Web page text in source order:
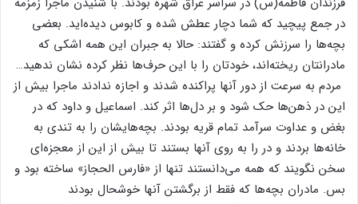
در جمع‌ پیچید که‌ شما دچار عطش‌ شده‌ و کابوس‌ دیده‌اید. بعضی‌
بچه‌ها را سرزنش‌ کرده‌ و گفتند: حالا به‌ جبران‌ این‌ همه‌ اشکی‌ که‌
مادرانتان‌ ریخته‌اند، خودتان‌ را با این‌ حرف‌ها نظر کرده‌ نشان‌ ندهید…
مردم‌ به‌ سرعت‌ از دور آنها پراکنده‌ شدند و اجازه‌ ندادند ماجرا بیش‌ از
این‌ در ذهن‌ها حک‌ شود و بر دل‌ها اثر کند. اسماعیل‌ و داود که‌ در
بغض‌ و عداوت‌ سرآمد تمام‌ قریه‌ بودند. بچه‌هایشان‌ را به‌ تندی‌ به‌
خانه‌ها بردند و در را به‌ روی‌ آنها بستند تا بیش‌ از این‌ از معجزه‌ای‌
سخن‌ نگویند که‌ همه‌ می‌دانستند تنها از «فارس‌ الحجاز» ساخته‌ بود و
بس‌. مادران‌ بچه‌ها که‌ فقط‌ از برگشتن‌ آنها خوشحال‌ بودند